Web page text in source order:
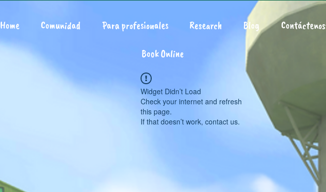
Home Comunidad Para profesionales Research Blog Contáctenos
Book Online
Widget Didn’t Load
Check your internet and refresh
this page.
If that doesn’t work, contact us.